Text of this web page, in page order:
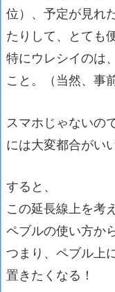
位）、予定が見れ
たりして、とても
特にウレシイのは
こと。（当然、事
スマホじゃないの
には大変都合がいい
すると、
この延長線上を考
ペブルの使い方か
つまり、ペブル上
置きたくなる！